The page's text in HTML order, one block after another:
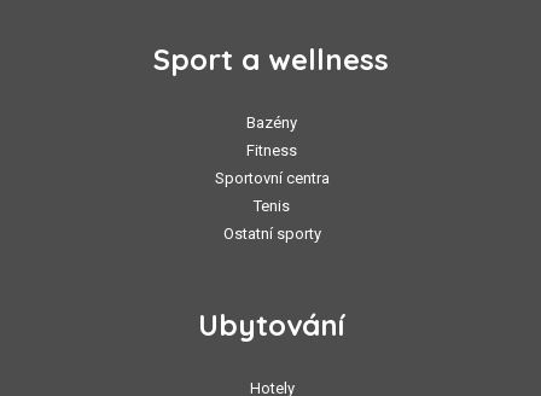
Sport a wellness
Bazény
Fitness
Sportovní centra
Tenis
Ostatní sporty
Ubytování
Hotely